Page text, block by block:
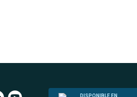
DISPONIBLE EN